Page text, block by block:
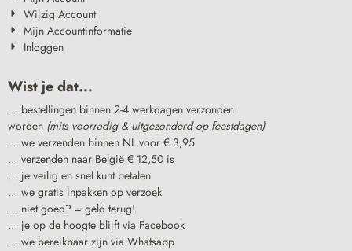
Wijzig Account
Mijn Accountinformatie
Inloggen
Wist je dat...
… bestellingen binnen 2-4 werkdagen verzonden
worden (mits voorradig & uitgezonderd op feestdagen)
… we verzenden binnen NL voor € 3,95
… verzenden naar België € 12,50 is
… je veilig en snel kunt betalen
… we gratis inpakken op verzoek
… niet goed? = geld terug!
… je op de hoogte blijft via Facebook
… we bereikbaar zijn via Whatsapp